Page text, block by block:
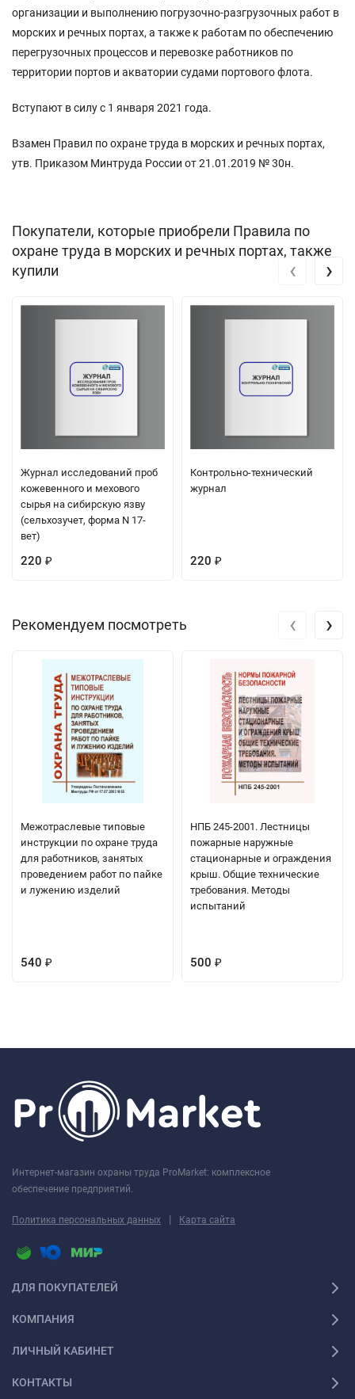
организации и выполнению погрузочно-разгрузочных работ в
морских и речных портах, а также к работам по обеспечению
перегрузочных процессов и перевозке работников по
территории портов и акватории судами портового флота.
Вступают в силу с 1 января 2021 года.
Взамен Правил по охране труда в морских и речных портах,
утв. Приказом Минтруда России от 21.01.2019 № 30н.
Покупатели, которые приобрели Правила по
охране труда в морских и речных портах, также
купили
Журнал исследований проб
кожевенного и мехового
сырья на сибирскую язву
(сельхозучет, форма N 17-
вет)
220 ₽
Контрольно-технический
журнал
220 ₽
‹ ›
Рекомендуем посмотреть
Межотраслевые типовые
инструкции по охране труда
для работников, занятых
проведением работ по пайке
и лужению изделий
540 ₽
НПБ 245-2001. Лестницы
пожарные наружные
стационарные и ограждения
крыш. Общие технические
требования. Методы
испытаний
500 ₽
‹ ›
Интернет-магазин охраны труда ProMarket: комплексное
обеспечение предприятий.
Политика персональных данных | Карта сайта
ДЛЯ ПОКУПАТЕЛЕЙ
КОМПАНИЯ
ЛИЧНЫЙ КАБИНЕТ
КОНТАКТЫ